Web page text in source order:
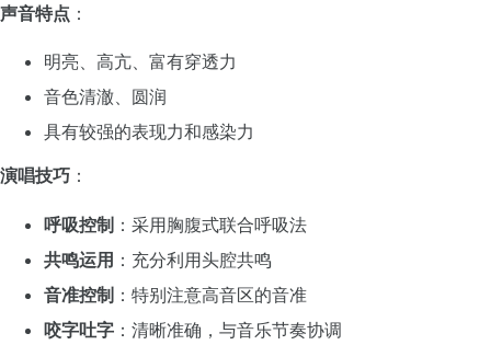
声音特点 ：
明亮、高亢、富有穿透力
音色清澈、圆润
具有较强的表现力和感染力
演唱技巧 ：
呼吸控制 ：采用胸腹式联合呼吸法
共鸣运用 ：充分利用头腔共鸣
音准控制 ：特别注意高音区的音准
咬字吐字 ：清晰准确，与音乐节奏协调